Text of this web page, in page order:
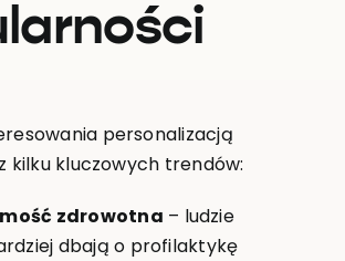
personalizacją
kilku kluczowych trendów:
zdrowotna – ludzie
dbają o profilaktykę